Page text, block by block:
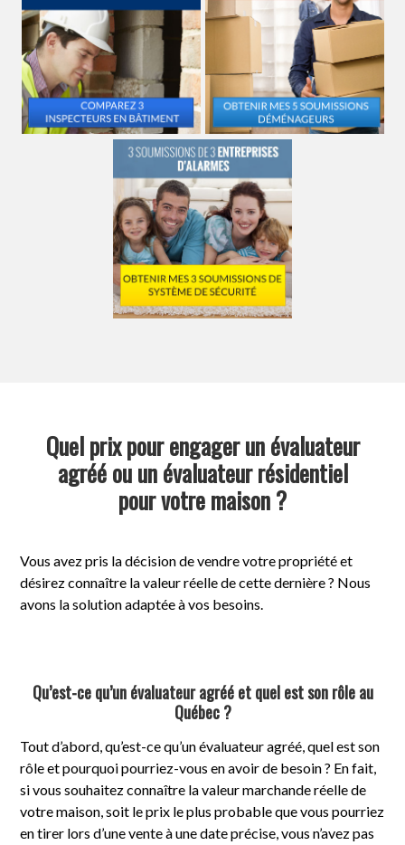
Quel prix pour engager un évaluateur
agréé ou un évaluateur résidentiel
pour votre maison ?
Vous avez pris la décision de vendre votre propriété et
désirez connaître la valeur réelle de cette dernière ? Nous
avons la solution adaptée à vos besoins.
Qu’est-ce qu’un évaluateur agréé et quel est son rôle au
Québec ?
Tout d’abord, qu’est-ce qu’un évaluateur agréé, quel est son
rôle et pourquoi pourriez-vous en avoir de besoin ? En fait,
si vous souhaitez connaître la valeur marchande réelle de
votre maison, soit le prix le plus probable que vous pourriez
en tirer lors d’une vente à une date précise, vous n’avez pas